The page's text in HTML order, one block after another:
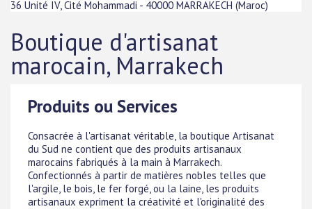
36 Unité IV, Cité Mohammadi - 40000 MARRAKECH (Maroc)
Boutique d'artisanat
marocain, Marrakech
Produits ou Services
Consacrée à l'artisanat véritable, la boutique Artisanat
du Sud ne contient que des produits artisanaux
marocains fabriqués à la main à Marrakech.
Confectionnés à partir de matières nobles telles que
l'argile, le bois, le fer forgé, ou la laine, les produits
artisanaux expriment la créativité et l'originalité des